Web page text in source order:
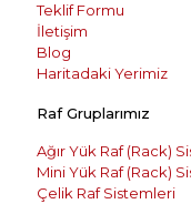
Teklif Formu
İletişim
Blog
Haritadaki Yerimiz
Raf Gruplarımız
Ağır Yük Raf (Rack)
Mini Yük Raf (Rack)
Çelik Raf Sistemleri